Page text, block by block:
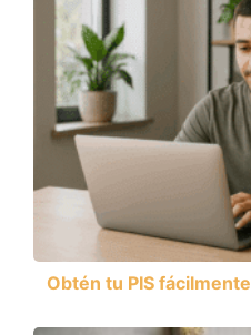
Obtén tu PIS fácilmente